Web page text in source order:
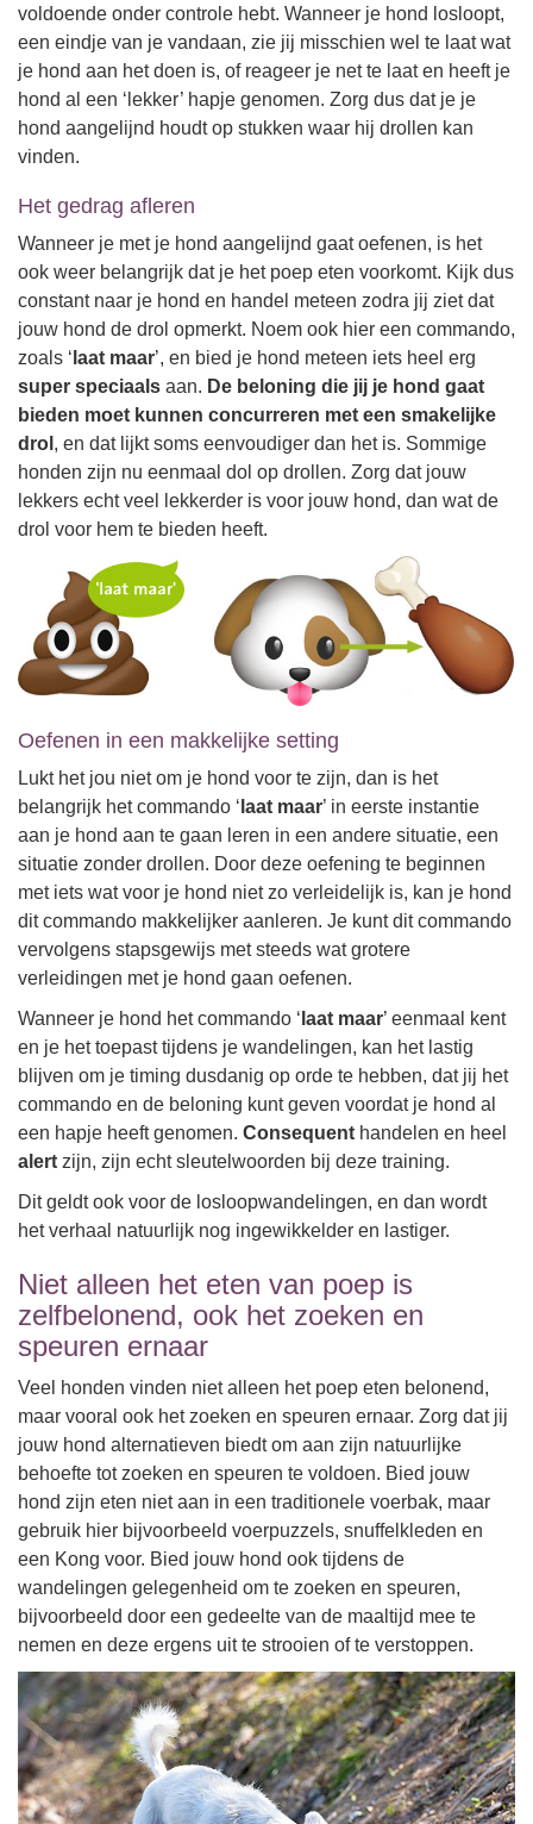
voldoende onder controle hebt. Wanneer je hond losloopt,
een eindje van je vandaan, zie jij misschien wel te laat wat
je hond aan het doen is, of reageer je net te laat en heeft je
hond al een ‘lekker’ hapje genomen. Zorg dus dat je je
hond aangelijnd houdt op stukken waar hij drollen kan
vinden.
Het gedrag afleren
Wanneer je met je hond aangelijnd gaat oefenen, is het
ook weer belangrijk dat je het poep eten voorkomt. Kijk dus
constant naar je hond en handel meteen zodra jij ziet dat
jouw hond de drol opmerkt. Noem ook hier een commando,
zoals ‘ laat maar’, en bied je hond meteen iets heel erg
super speciaals aan. De beloning die jij je hond gaat
bieden moet kunnen concurreren met een smakelijke
drol , en dat lijkt soms eenvoudiger dan het is. Sommige
honden zijn nu eenmaal dol op drollen. Zorg dat jouw
lekkers echt veel lekkerder is voor jouw hond, dan wat de
drol voor hem te bieden heeft.
Oefenen in een makkelijke setting
Lukt het jou niet om je hond voor te zijn, dan is het
belangrijk het commando ‘ laat maar’ in eerste instantie
aan je hond aan te gaan leren in een andere situatie, een
situatie zonder drollen. Door deze oefening te beginnen
met iets wat voor je hond niet zo verleidelijk is, kan je hond
dit commando makkelijker aanleren. Je kunt dit commando
vervolgens stapsgewijs met steeds wat grotere
verleidingen met je hond gaan oefenen.
Wanneer je hond het commando ‘ laat maar’ eenmaal kent
en je het toepast tijdens je wandelingen, kan het lastig
blijven om je timing dusdanig op orde te hebben, dat jij het
commando en de beloning kunt geven voordat je hond al
een hapje heeft genomen. Consequent handelen en heel
alert zijn, zijn echt sleutelwoorden bij deze training.
Dit geldt ook voor de losloopwandelingen, en dan wordt
het verhaal natuurlijk nog ingewikkelder en lastiger.
Niet alleen het eten van poep is
zelfbelonend, ook het zoeken en
speuren ernaar
Veel honden vinden niet alleen het poep eten belonend,
maar vooral ook het zoeken en speuren ernaar. Zorg dat jij
jouw hond alternatieven biedt om aan zijn natuurlijke
behoefte tot zoeken en speuren te voldoen. Bied jouw
hond zijn eten niet aan in een traditionele voerbak, maar
gebruik hier bijvoorbeeld voerpuzzels, snuffelkleden en
een Kong voor. Bied jouw hond ook tijdens de
wandelingen gelegenheid om te zoeken en speuren,
bijvoorbeeld door een gedeelte van de maaltijd mee te
nemen en deze ergens uit te strooien of te verstoppen.